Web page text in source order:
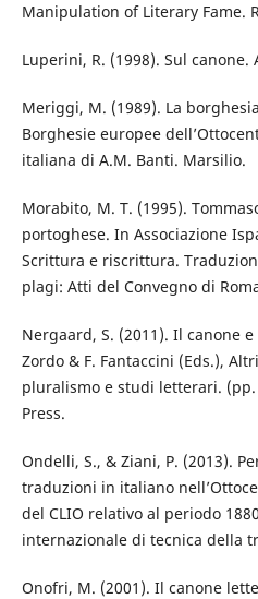
Manipulation of Literary Fame.
Luperini, R. (1998). Sul canone.
Meriggi, M. (1989). La
Borghesie europee
italiana di A.M. Banti. Marsilio.
Morabito, M. T. (1995).
portoghese. In Associazione
Scrittura e riscrittura.
plagi: Atti del Convegno di
Nergaard, S. (2011). Il canone
Zordo & F. Fantaccini (Eds.),
pluralismo e studi letterari.
Press.
Ondelli, S., & Ziani, P. (2013).
traduzioni in italiano
del CLIO relativo al periodo
internazionale di tecnica della
Onofri, M. (2001). Il canone